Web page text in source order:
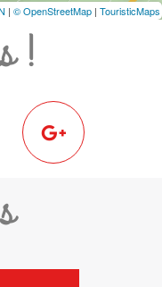
| © OpenStreetMap | TouristicMaps
!